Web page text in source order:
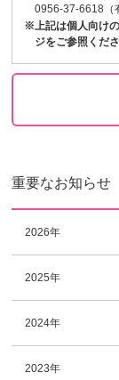
0956-37-6618（
※上記は個人向け
ジをご参照くださ
重要なお知らせ
2026年
2025年
2024年
2023年